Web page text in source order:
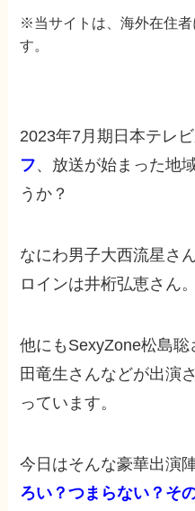
※当サイトは、海外在住者
す。
2023年7月期日本テレ
フ、放送が始まった地
うか？
なにわ男子大西流星さ
ロインは井桁弘恵さん。
他にもSexyZone松島
田竜生さんなどが出演
っています。
今日はそんな豪華出演
ろい？つまらない？ そ